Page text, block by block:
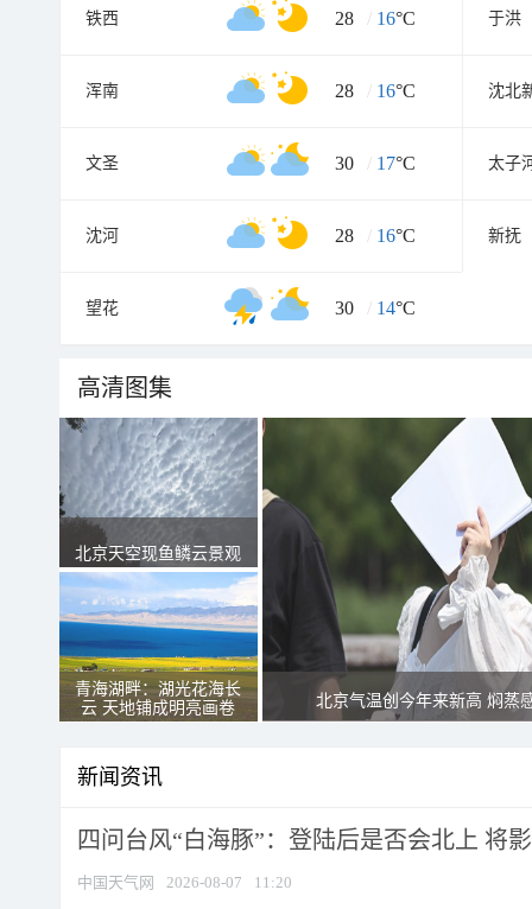
铁西 28 / 16°C 于洪
浑南 28 / 16°C 沈北
文圣 30 / 17°C 太子
沈河 28 / 16°C 新抚
望花 30 / 14°C
高清图集
北京天空现鱼鳞云景观
青海湖畔：湖光花海长
云 天地铺成明亮画卷
北京气温创今年来新高 焖蒸
新闻资讯
四问台风“白海豚”：登陆后是否会北上 将
中国天气网 2026-08-07 11:20